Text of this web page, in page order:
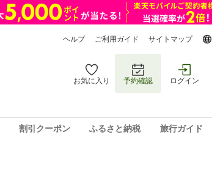
ヘルプ ご利用ガイド サイトマップ
お気に入り 予約確認 ログイン
割引クーポン ふるさと納税 旅行ガイド